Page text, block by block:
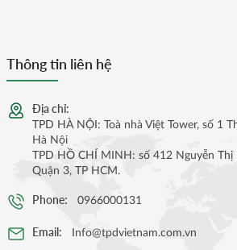
Thông tin liên hệ
Địa chỉ:
TPD HÀ NỘI: Toà nhà Việt Tower, số 1
Hà Nội
TPD HỒ CHÍ MINH: số 412 Nguyễn Thị
Quận 3, TP HCM.
Phone: 0966000131
Email: Info@tpdvietnam.com.vn